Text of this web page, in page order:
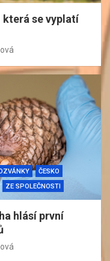
která se vyplatí
ČESKO
ZE SPOLEČNOSTI
hlásí první